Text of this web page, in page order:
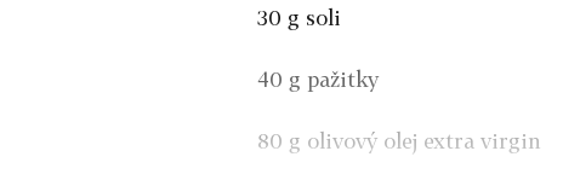
30 g soli
40 g pažitky
80 g olivový olej extra virgin